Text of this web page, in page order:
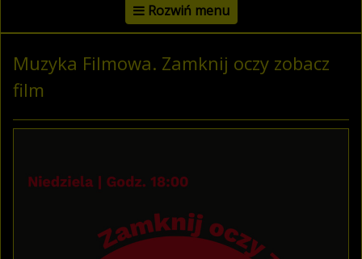
Rozwiń menu
Muzyka Filmowa. Zamknij oczy zobacz
film